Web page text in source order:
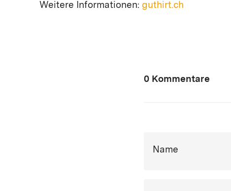
Weitere Informationen: guthirt.ch
0 Kommentare
Name